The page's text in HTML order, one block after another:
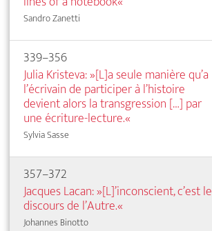
Sandro Zanetti
339–356
Julia Kristeva: »[L]a seule manière qu’a
l’écrivain de participer à l’histoire
devient alors la transgression […] par
une écriture-lecture.«
Sylvia Sasse
357–372
Jacques Lacan: »[L]’inconscient, c’est le
discours de l’Autre.«
Johannes Binotto